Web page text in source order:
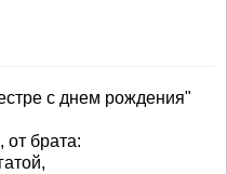
с днем рождения"
от брата: